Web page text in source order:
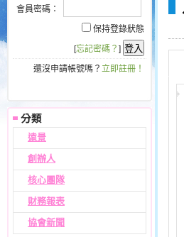
會員密碼：
保持登錄狀態
[忘記密碼？ ]
還沒申請帳號嗎？ 立即註冊！
遠景
創辦人
核心團隊
財務報表
協會新聞